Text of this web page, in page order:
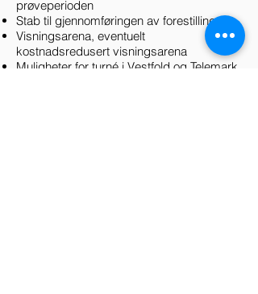
prøveperioden
Stab til gjennomføringen av forestillingen
Visningsarena, eventuelt
kostnadsredusert visningsarena
Muligheter for turné i Vestfold og Telemark